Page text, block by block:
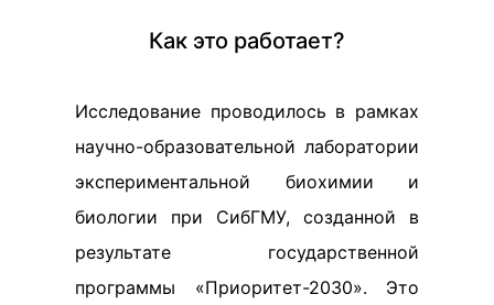
Как это работает?
Исследование проводилось в рамках
научно-образовательной лаборатории
экспериментальной биохимии и
биологии при СибГМУ, созданной в
результате государственной
программы «Приоритет-2030». Это